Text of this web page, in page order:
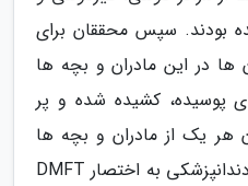
بودند. سپس محققان برای
ها در این مادران و بچه ها
پوسیده، کشیده شده و پر
هر یک از مادران و بچه ها
بشمارند. این شاخص در علم دندانپزشکی به اختصار DMFT